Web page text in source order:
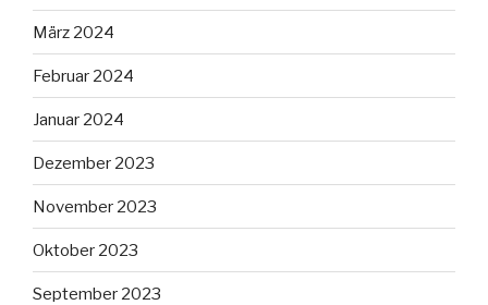
März 2024
Februar 2024
Januar 2024
Dezember 2023
November 2023
Oktober 2023
September 2023